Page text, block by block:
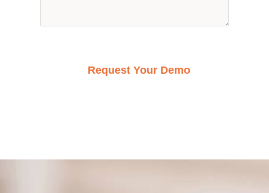
Request Your Demo